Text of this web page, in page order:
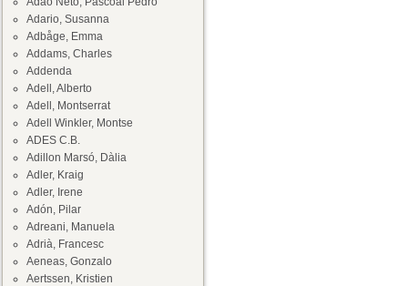
Adario, Susanna
Adbåge, Emma
Addams, Charles
Addenda
Adell, Alberto
Adell, Montserrat
Adell Winkler, Montse
ADES C.B.
Adillon Marsó, Dàlia
Adler, Kraig
Adler, Irene
Adón, Pilar
Adreani, Manuela
Adrià, Francesc
Aeneas, Gonzalo
Aertssen, Kristien